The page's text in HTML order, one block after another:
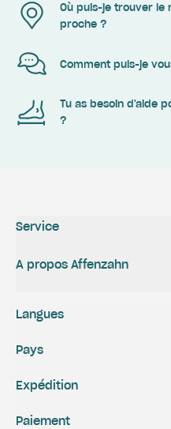
Où puis-je trouver le
proche ?
Comment puis-je
Tu as besoin d'aide
?
Service
A propos Affenzahn
Expédition
Paiement
Langues
Pays